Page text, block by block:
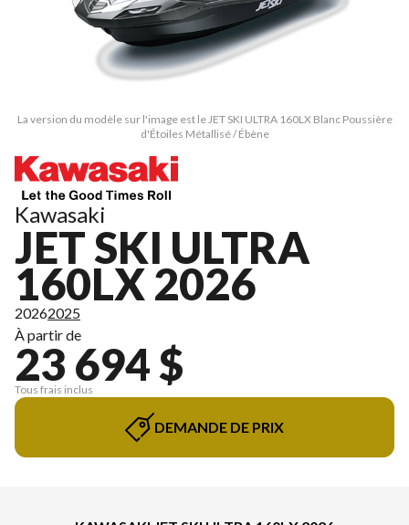
La version du modèle sur l'image est le JET SKI ULTRA 160LX Blanc Poussière
d'Étoiles Métallisé / Ébène
Kawasaki
JET SKI ULTRA
160LX 2026
20262025
À partir de
23 694 $
Tous frais inclus
DEMANDE DE PRIX